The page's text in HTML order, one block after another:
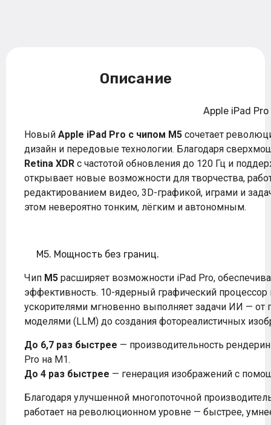
Описание
Apple iPad
Новый Apple iPad Pro с чипом M5 сочетает
дизайн и передовые технологии. Благодаря
Retina XDR с частотой обновления до 120 Гц и
открывает новые возможности для творчества,
редактированием видео, 3D-графикой, играми и
этом невероятно тонким, лёгким и автономным.
M5. Мощность без границ.
Чип M5 расширяет возможности iPad Pro,
эффективность. 10-ядерный графический
ускорителями мгновенно выполняет задачи ИИ —
моделями (LLM) до создания фотореалистичных
До 6,7 раз быстрее — производительность
Pro на M1.
До 4 раз быстрее — генерация изображений с
Благодаря улучшенной многопоточной
работает на революционном уровне — быстрее,